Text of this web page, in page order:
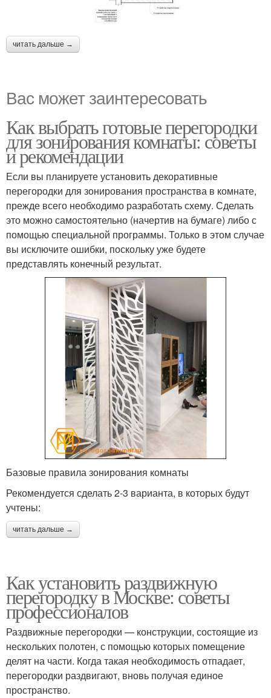
читать дальше →
Вас может заинтересовать
Как выбрать готовые перегородки
для зонирования комнаты: советы
и рекомендации
Если вы планируете установить декоративные
перегородки для зонирования пространства в комнате,
прежде всего необходимо разработать схему. Сделать
это можно самостоятельно (начертив на бумаге) либо с
помощью специальной программы. Только в этом случае
вы исключите ошибки, поскольку уже будете
представлять конечный результат.
Базовые правила зонирования комнаты
Рекомендуется сделать 2-3 варианта, в которых будут
учтены:
читать дальше →
Как установить раздвижную
перегородку в Москве: советы
профессионалов
Раздвижные перегородки — конструкции, состоящие из
нескольких полотен, с помощью которых помещение
делят на части. Когда такая необходимость отпадает,
перегородки раздвигают, вновь получая единое
пространство.